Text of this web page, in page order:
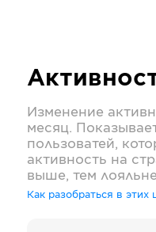
Изменение
месяц.
пользоватей,
активность на
выше, тем
Как разобраться в этих